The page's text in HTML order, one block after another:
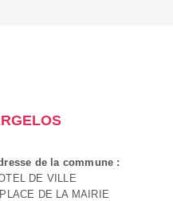
de la commune :
DE VILLE
DE LA MAIRIE